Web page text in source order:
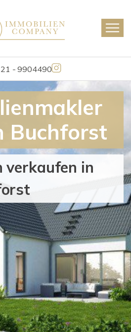
- 9904490
Buchforst
verkaufen in